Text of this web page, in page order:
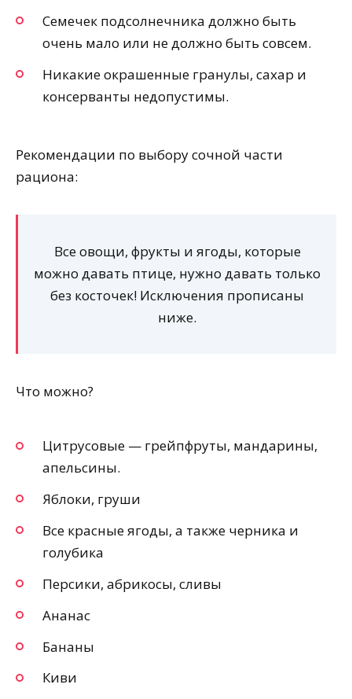
Семечек подсолнечника должно быть
очень мало или не должно быть совсем.
Никакие окрашенные гранулы, сахар и
консерванты недопустимы.
Рекомендации по выбору сочной части
рациона:
Все овощи, фрукты и ягоды, которые
можно давать птице, нужно давать только
без косточек! Исключения прописаны
ниже.
Что можно?
Цитрусовые — грейпфруты, мандарины,
апельсины.
Яблоки, груши
Все красные ягоды, а также черника и
голубика
Персики, абрикосы, сливы
Ананас
Бананы
Киви